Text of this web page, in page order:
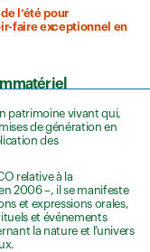
l’été pour
faire exceptionnel en
patrimoine vivant qui,
de génération en
des
relative à la
2006 –, il se manifeste
et expressions orales,
et événements
la nature et l’univers